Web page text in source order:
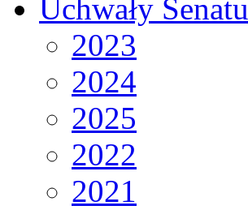
Uchwały Senatu
2023
2024
2025
2022
2021